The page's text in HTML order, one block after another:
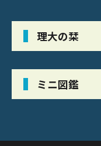
理大の栞
ミニ図鑑